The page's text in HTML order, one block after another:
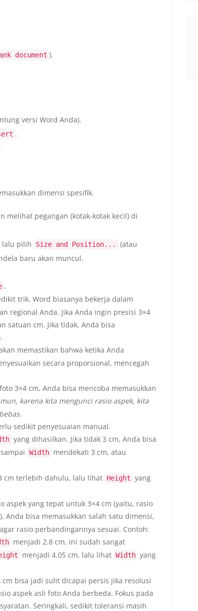
document ).
versi Word Anda).
.
dimensi spesifik.
melihat pegangan (kotak-kotak kecil) di
lalu pilih Size and Position... (atau
baru akan muncul.
.
trik. Word biasanya bekerja dalam
regional Anda. Jika Anda ingin presisi 3×4
satuan cm. Jika tidak, Anda bisa
memastikan bahwa ketika Anda
secara proporsional, mencegah
3×4 cm, Anda bisa mencoba memasukkan
karena kita mengunci rasio aspek, kita
sedikit penyesuaian manual.
yang dihasilkan. Jika tidak 3 cm, Anda bisa
Width mendekati 3 cm, atau
cm terlebih dahulu, lalu lihat Height yang
aspek yang tepat untuk 3×4 cm (yaitu, rasio
Anda bisa memasukkan salah satu dimensi,
rasio perbandingannya sesuai. Contoh:
menjadi 2.8 cm, ini sudah sangat
menjadi 4.05 cm, lalu lihat Width yang
bisa jadi sulit dicapai persis jika resolusi
aspek asli foto Anda berbeda. Fokus pada
Seringkali, sedikit toleransi masih